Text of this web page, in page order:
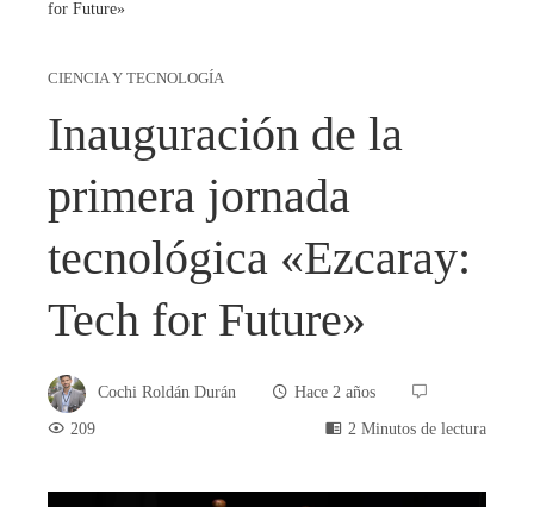
for Future»
CIENCIA Y TECNOLOGÍA
Inauguración de la
primera jornada
tecnológica «Ezcaray:
Tech for Future»
Cochi Roldán Durán
Hace 2 años
209
2 Minutos de lectura